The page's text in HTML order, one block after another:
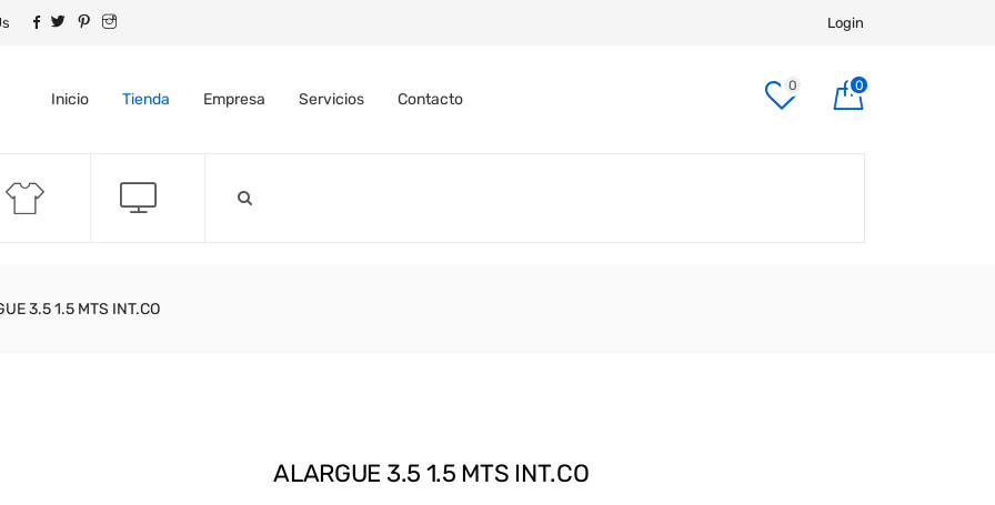
Login
Inicio Tienda Empresa Servicios Contacto
0 0
3.5 1.5 MTS INT.CO
ALARGUE 3.5 1.5 MTS INT.CO